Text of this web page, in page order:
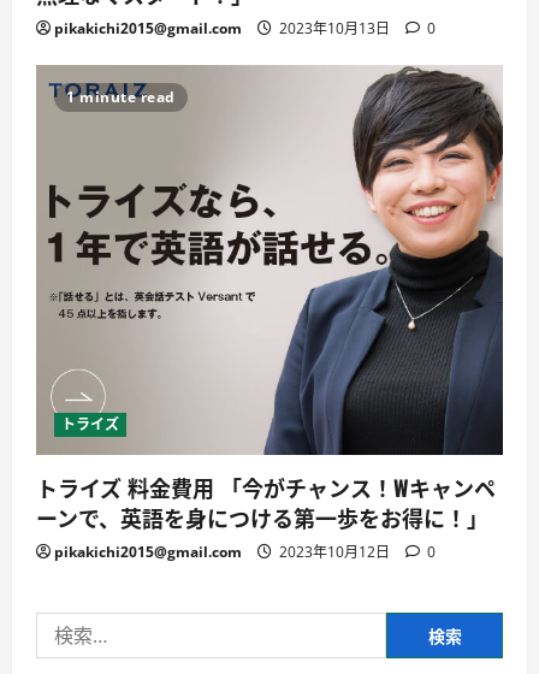
pikakichi2015@gmail.com 2023年10月13日 0
1 minute read
トライズ
トライズ 料金費用 「今がチャンス！Wキャンペ
ーンで、英語を身につける第一歩をお得に！」
pikakichi2015@gmail.com 2023年10月12日 0
索: